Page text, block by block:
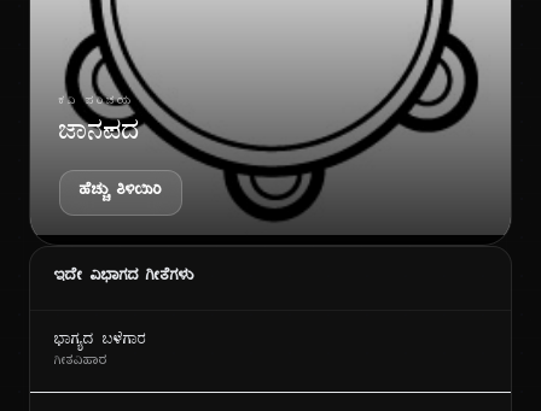
ಕವಿ ಪರಿಚಯ
ಜಾನಪದ
ಹೆಚ್ಚು ತಿಳಿಯಿರಿ
ಇದೇ ವಿಭಾಗದ ಗೀತೆಗಳು
ಭಾಗ್ಯದ ಬಳೆಗಾರ
ಗೀತವಿಹಾರ